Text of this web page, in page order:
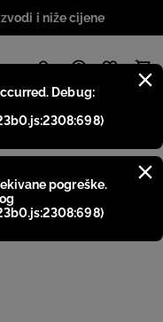
Debug:
pogreške.
i niže cijene